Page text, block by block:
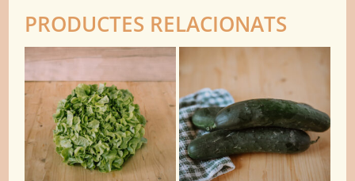
PRODUCTES RELACIONATS